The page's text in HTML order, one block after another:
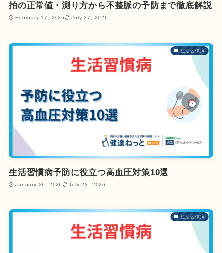
拍の正常値・測り方から不整脈の予防まで徹底解説
February 17, 2026 July 27, 2026
生活習慣病
生活習慣病予防に役立つ高血圧対策10選
January 26, 2026 July 22, 2026
生活習慣病